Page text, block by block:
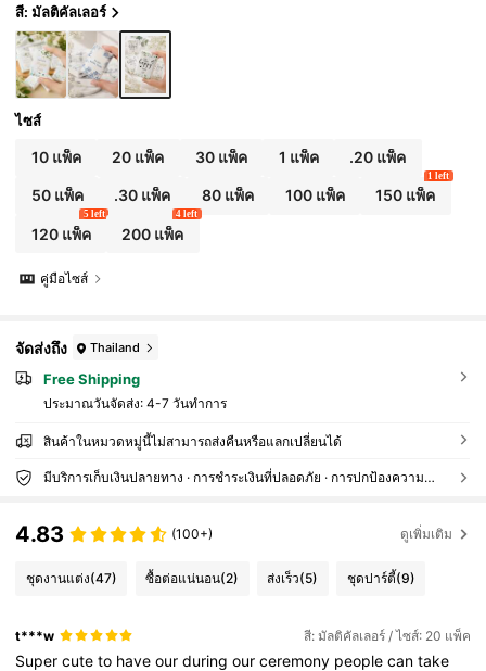
รับเจ้าสาวและเจ้าบ่าว ของขวัญงานแต่งงาน
สี: มัลติคัลเลอร์
ไซส์
10 แพ็ค 20 แพ็ค 30 แพ็ค 1 แพ็ค .20 แพ็ค
50 แพ็ค .30 แพ็ค 80 แพ็ค 100 แพ็ค 150 แพ็ค
1 left
120 แพ็ค
5 left
200 แพ็ค
4 left
คู่มือไซส์
จัดส่งถึง Thailand
Free Shipping
ประมาณวันจัดส่ง: 4-7 วันทำการ
สินค้าในหมวดหมู่นี้ไม่สามารถส่งคืนหรือแลกเปลี่ยนได้
มีบริการเก็บเงินปลายทาง · การชำระเงินที่ปลอดภัย · การปกป้องความเป็นส่วนตัว
4.83 (100+) ดูเพิ่มเติม
ชุดงานแต่ง(47) ซื้อต่อแน่นอน(2) ส่งเร็ว(5) ชุดปาร์ตี้(9)
t***w สี: มัลติคัลเลอร์ / ไซส์: 20 แพ็ค
Supercuteto haveourduringourceremony peoplecantake